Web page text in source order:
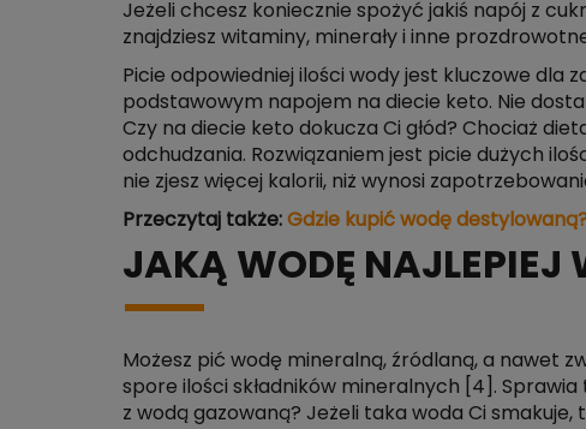
Jeżeli chcesz koniecznie spożyć jakiś napój z
znajdziesz witaminy, minerały i inne
Picie odpowiedniej ilości wody jest kluczowe dla
podstawowym napojem na diecie keto. Nie
Czy na diecie keto dokucza Ci głód? Chociaż
odchudzania. Rozwiązaniem jest picie dużych
nie zjesz więcej kalorii, niż wynosi
Przeczytaj także: Gdzie kupić wodę
JAKĄ WODĘ NAJLEPIEJ
Możesz pić wodę mineralną, źródlaną, a nawet
spore ilości składników mineralnych [4].
z wodą gazowaną? Jeżeli taka woda Ci